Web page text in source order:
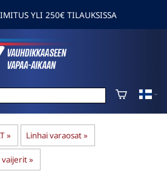
YLI 250€ TILAUKSISSA
‪» Linhai varaosat‪»
‪»